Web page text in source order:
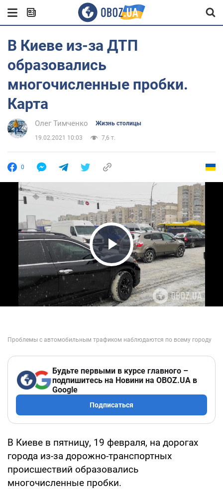
В Киеве из-за ДТП
образовались
многочисленные пробки.
Карта
Олег Тимченко Жизнь столицы
19.02.2021 10:03 7,6 т.
0
Play Video
Будьте первыми в курсе главного –
подпишитесь на Новини на OBOZ.UA в
Google
Подписаться
В Киеве в пятницу, 19 февраля, на дорогах
города из-за дорожно-транспортных
происшествий образовались
многочисленные пробки.